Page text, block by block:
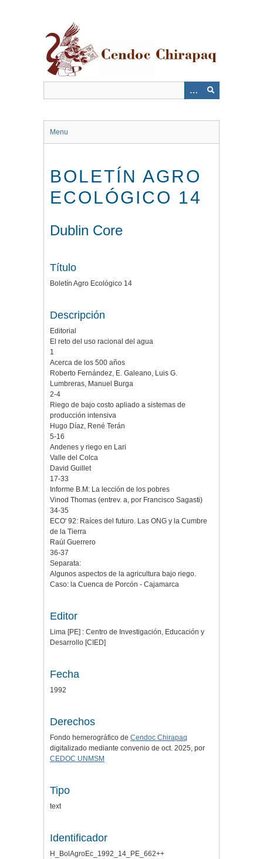
Menu
BOLETÍN AGRO
ECOLÓGICO 14
Dublin Core
Título
Boletín Agro Ecológico 14
Descripción
Editorial
El reto del uso racional del agua
1
Acerca de los 500 años
Roberto Fernández, E. Galeano, Luis G.
Lumbreras, Manuel Burga
2-4
Riego de bajo costo apliado a sistemas de
producción intensiva
Hugo Díaz, René Terán
5-16
Andenes y riego en Lari
Valle del Colca
David Guillet
17-33
Informe B.M: La lección de los pobres
Vinod Thomas (entrev. a, por Francisco Sagasti)
34-35
ECO' 92: Raíces del futuro. Las ONG y la Cumbre
de la Tierra
Raúl Guerrero
36-37
Separata:
Algunos aspectos de la agricultura bajo riego.
Caso: la Cuenca de Porcón - Cajamarca
Editor
Lima [PE] : Centro de Investigación, Educación y
Desarrollo [CIED]
Fecha
1992
Derechos
Fondo hemerográfico de Cendoc Chirapaq
digitalizado mediante convenio de oct. 2025, por
CEDOC UNMSM
Tipo
text
Identificador
H_BolAgroEc_1992_14_PE_662++